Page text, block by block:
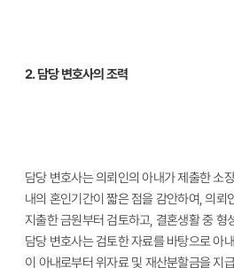
2. 담당 변호사의 조력
담당 변호사는 의뢰인의 아내가 제출한 소
내의 혼인기간이 짧은 점을 감안하여, 의뢰
지출한 금원부터 검토하고, 결혼생활 중 형
담당 변호사는 검토한 자료를 바탕으로 아
이 아내로부터 위자료 및 재산분할금을 지